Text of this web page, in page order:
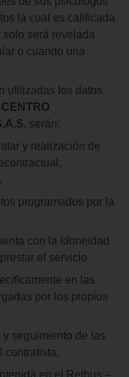
la cual es calificada
solo será revelada
o cuando una
utilizadas los datos
CENTRO
serán:
y realización de
programados por la
con la idoneidad
el servicio
en las
por los propios
seguimiento de las
contratista.